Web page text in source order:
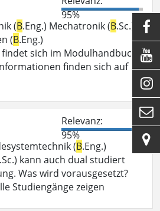
95%
(B.Eng.) Mechatronik (B.Sc.)
(B.Eng.)
sich im Modulhandbuch .
finden sich auf
Relevanz:
95%
(B.Eng.)
.Sc.) kann auch dual studiert
Was wird vorausgesetzt?
Studiengänge zeigen




